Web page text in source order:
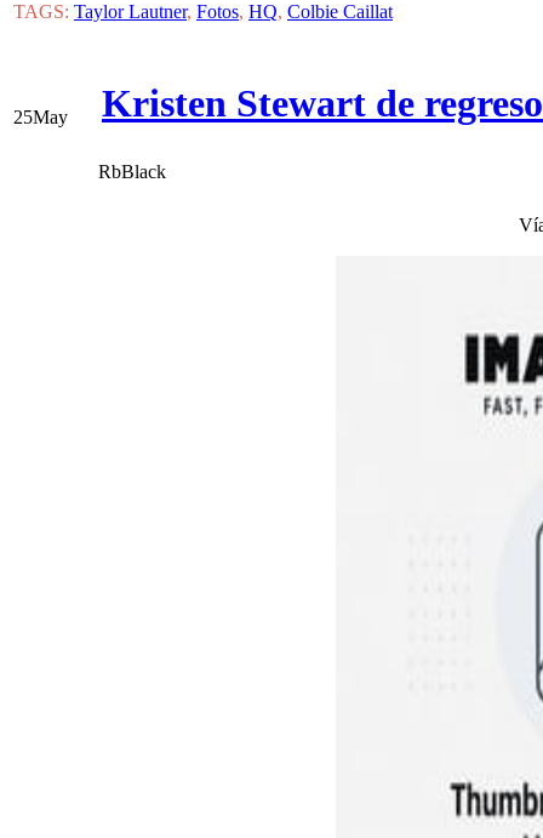
TAGS: Taylor Lautner, Fotos, HQ, Colbie Caillat
25May Kristen Stewart de
RbBlack